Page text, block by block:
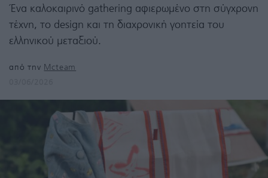
Ένα καλοκαιρινό gathering αφιερωμένο στη σύγχρονη
τέχνη, το design και τη διαχρονική γοητεία του
ελληνικού μεταξιού.
από την Mcteam